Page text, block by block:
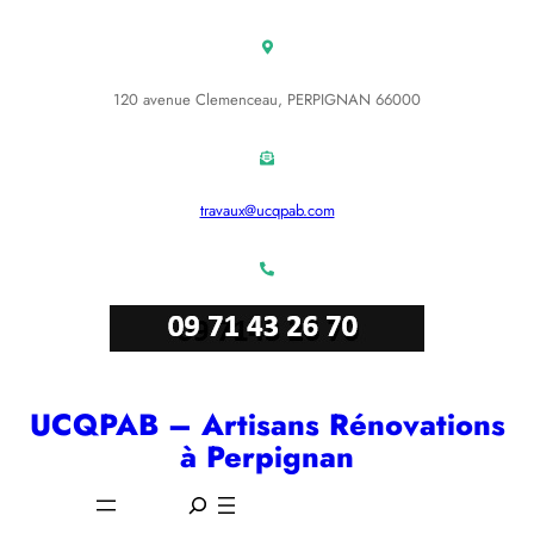
120 avenue Clemenceau, PERPIGNAN 66000
travaux@ucqpab.com
UCQPAB – Artisans Rénovations
à Perpignan
S